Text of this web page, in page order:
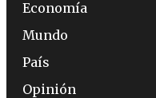
Economía
Mundo
País
Opinión